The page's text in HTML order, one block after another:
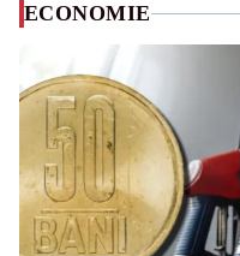
ECONOMIE